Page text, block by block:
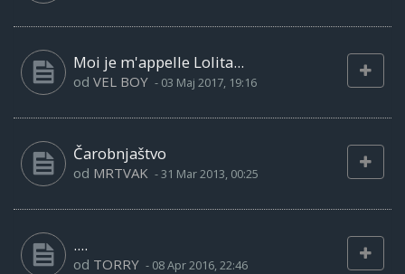
Moi je m'appelle Lolita...
od VEL BOY - 03 Maj 2017, 19:16
Čarobnjaštvo
od MRTVAK -31 Mar 2013, 00:25
....
od TORRY - 08 Apr 2016, 22:46